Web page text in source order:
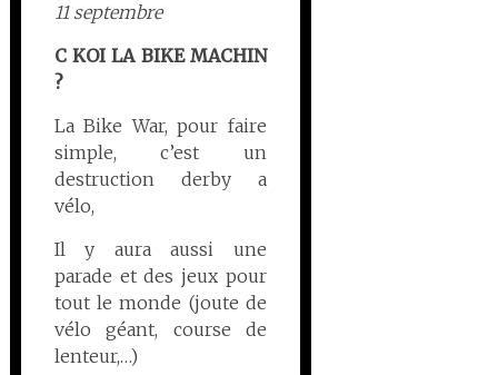
11 septembre
C KOI LA BIKE MACHIN
?
La Bike War, pour faire
simple, c’est un
destruction derby a
vélo,
Il y aura aussi une
parade et des jeux pour
tout le monde (joute de
vélo géant, course de
lenteur,…)